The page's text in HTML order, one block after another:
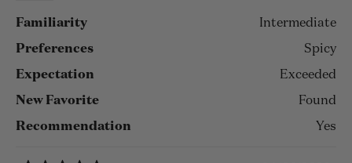
Familiarity Intermediate
Preferences Spicy
Expectation Exceeded
New Favorite Found
Recommendation Yes